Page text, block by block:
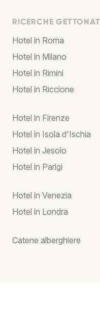
RICERCHE
Hotel in Roma
Hotel in Milano
Hotel in Rimini
Hotel in Riccione
Hotel in Firenze
Hotel in Isola d'Ischia
Hotel in Jesolo
Hotel in Parigi
Hotel in Venezia
Hotel in Londra
Catene alberghiere